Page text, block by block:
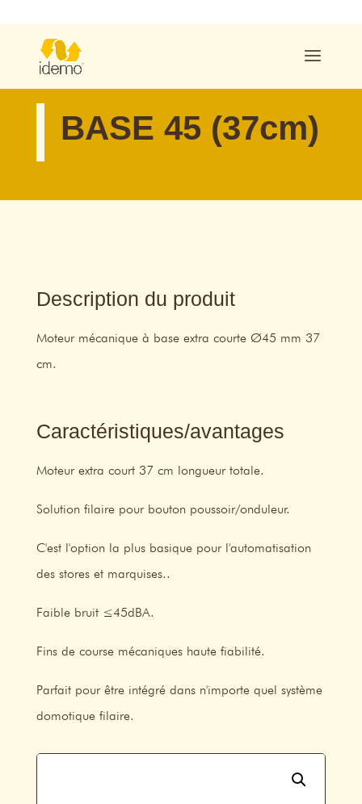
BASE 45 (37cm)
Description du produit
Moteur mécanique à base extra courte Ø45 mm 37
cm.
Caractéristiques/avantages
Moteur extra court 37 cm longueur totale.
Solution filaire pour bouton poussoir/onduleur.
C'est l'option la plus basique pour l'automatisation
des stores et marquises..
Faible bruit ≤45dBA.
Fins de course mécaniques haute fiabilité.
Parfait pour être intégré dans n'importe quel système
domotique filaire.